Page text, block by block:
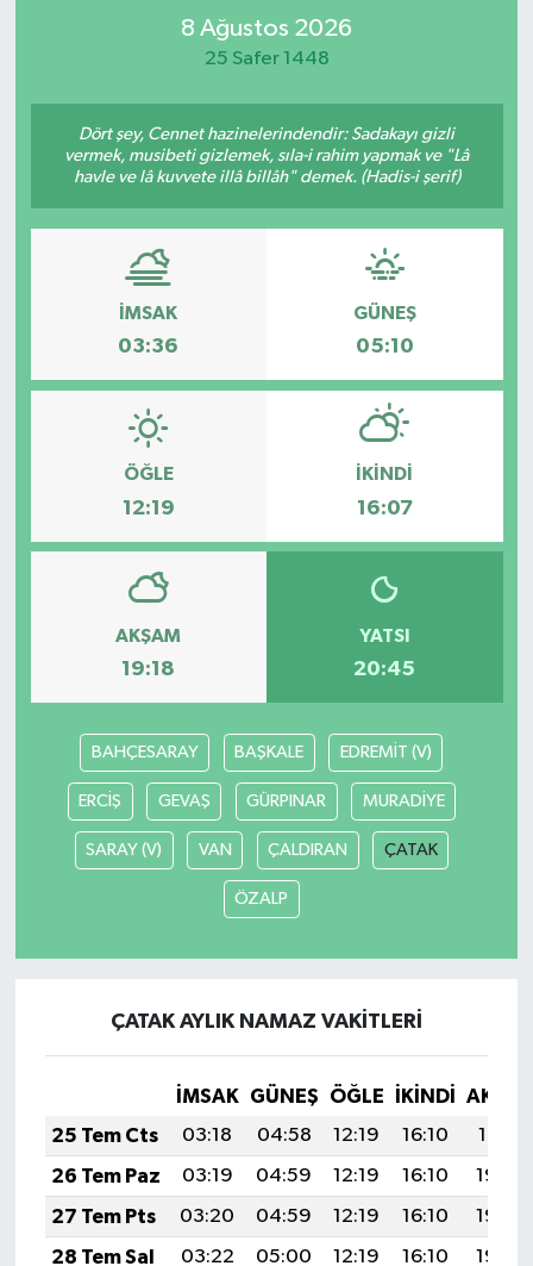
8 Ağustos 2026
25 Safer 1448
Dört şey, Cennet hazinelerindendir: Sadakayı gizli
vermek, musibeti gizlemek, sıla-i rahim yapmak ve "Lâ
havle ve lâ kuvvete illâ billâh" demek. (Hadis-i şerif)
İMSAK
03:36
GÜNEŞ
05:10
ÖĞLE
12:19
İKINDI
16:07
AKŞAM
19:18
YATSI
20:45
BAHÇESARAY BAŞKALE EDREMİT (V)
ERCİŞ GEVAŞ GÜRPINAR MURADİYE
SARAY (V) VAN ÇALDIRAN ÇATAK
ÖZALP
ÇATAK AYLIK NAMAZ VAKITLERI
İMSAK GÜNEŞ ÖĞLE İKINDI
25 Tem Cts
03:18 04:58 12:19 16:10
19:31
26 Tem Paz
03:19 04:59 12:19 16:10
19:30
27 Tem Pts
03:20 04:59 12:19 16:10
19:29
28 Tem Sal
03:22 05:00 12:19 16:10
19:29
BİLİM VE TEKNOLOJİ
Yaşam
Tarih
Çevre
Dünya
İletişim